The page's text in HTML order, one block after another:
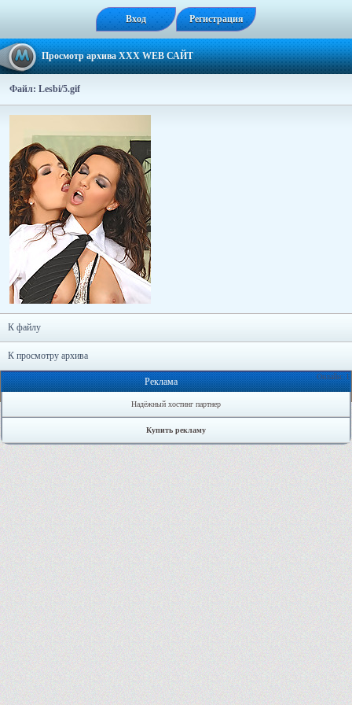
Вход Регистрация
Просмотр архива XXX WEB САЙТ
Файл: Lesbi/5.gif
К файлу
К просмотру архива
Онлайн: 1
Реклама
Надёжный хостинг партнер
Купить рекламу